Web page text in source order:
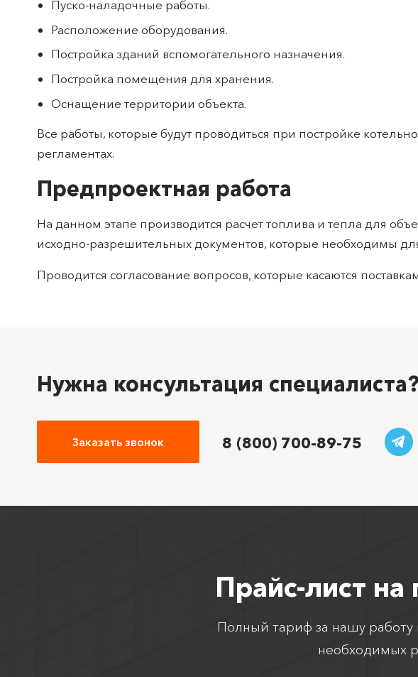
Пуско-наладочные работы.
Расположение оборудования.
Постройка зданий вспомогательного назначения.
Постройка помещения для хранения.
Оснащение территории объекта.
Все работы, которые будут проводиться при постройке
регламентах.
Предпроектная работа
На данном этапе производится расчет топлива и тепла для
исходно-разрешительных документов, которые необходимы
Проводится согласование вопросов, которые касаются
Нужна консультация специалиста?
Заказать звонок 8 (800) 700-89-75
Прайс-лист
Полный тариф за нашу работу
необходимых